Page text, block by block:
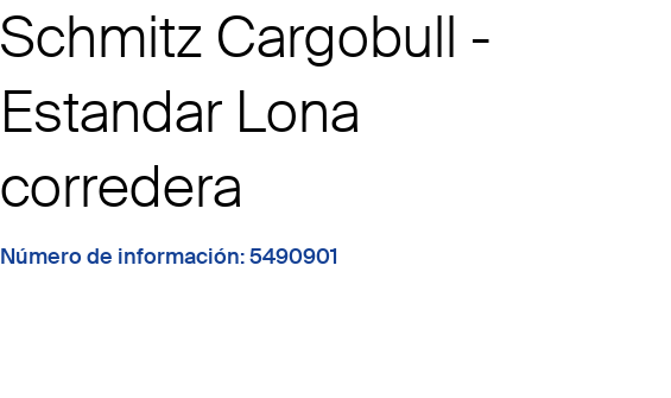
Schmitz Cargobull -
Estandar Lona
corredera
Número de información: 5490901